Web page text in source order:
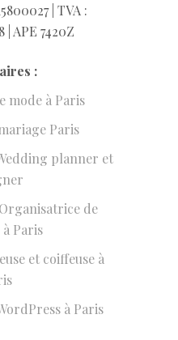
00027 | TVA :
| APE 7420Z
:
mode à Paris
Paris
planner et
Organisatrice de
Paris
et coiffeuse à
à Paris